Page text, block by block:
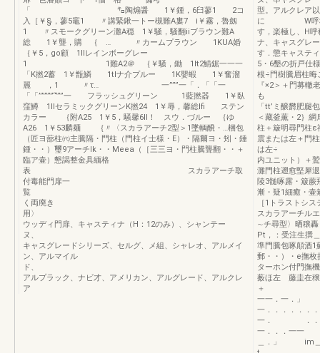
「 ㌔陶煽醤 1￥鍾，6臼蓼1 2コ
入［￥§，蓼5竈1 〃講緊鍬一トー槻難A婁7 i￥霧，魯劔
1 〃スモークグリーン灘A穏 1￥騒，騒翻iiブラウン難A
総 1￥聾，購 ｛ … 〃カームプラウン 1KUA婚
｛￥5，go顧 1llレインボーグレー
1 1難A2＠ ｛￥騒，鋤 1lt2鯖鋸一一一
「K撚2蓄 1￥甑鱗 1tlナ介プルー 1K嬰蝦 1￥奮溜
麗 ，1 〃τ… 一’’’’”一「．「「一
「「’’’’’’’’”“’’’”一 フラッシュグリーン 1藍撚器 1￥臥
窪鱒 1IlセラミックグリーンK撚24 1￥辱，馨総lfi ステン
カラー ｛附A25 1￥5，騒馨6ll！ スウ．づルー ｛ゆ
A26 1￥53麟麺 ｛〃〈スカラアーチ2型＞1墜輌醗・…梱包
（匠ヨ蔀柱㈹主騰隔・門柱（門柱イ士様・E）・隔爾ヨ・矧・錘
鍾・・）璽9アーチlk・・Meea（［三三ヨ・門柱騰聾翻・・＋
臨ア壷）懇謁整金具緬格
表 スカラアーチ取
付毒能門扉一
く両廃き
用
ウッディ門扉、キャスティナ（H：12のみ）、シャンテー
ヌ
キャスグレードシリーズ、セルグ、メ組、シャレオ、アルメイ
ン、アルマイル
ド
アルプラック、ナビ才、アメリカン、アルグレード、アルクレ
ア
型。アルクレア
に W呼称08の
す，楽極し、H
ナ、キャスグレ
す．懲キャステ
5・6墾の折戸仕
根÷門樹騰眉柱
『×2＞＋門募轍
「tt’ミ醸欝肥腿
＜藏釜薫・2｝
柱＋簸明尋門柱ε
震または左＋門
は左÷
内ユニット）＋
灘門柱遡愈堅犀
陵3髄啄露・簸蕨
漸・疑1細癒・壷
［1トラストシ
スカラアーチル
∼チ尋型〉晒穣
Pt，：受注生撰
準門騰包啄顛酒1
郵・・）・e撫枚
ターホン付門撫
薮ほ左 藤圭在穣
＋ ，
一一．一．」
一．．．．．
一． ．． ．
一．
＿．」